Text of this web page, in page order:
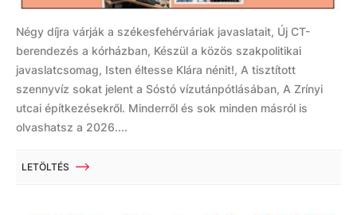
Négy díjra várják a székesfehérváriak javaslatait, Új CT-
berendezés a kórházban, Készül a közös szakpolitikai
javaslatcsomag, Isten éltesse Klára nénit!, A tisztított
szennyvíz sokat jelent a Sóstó vízutánpótlásában, A Zrínyi
utcai építkezésekről. Minderről és sok minden másról is
olvashatsz a 2026....
LETÖLTÉS